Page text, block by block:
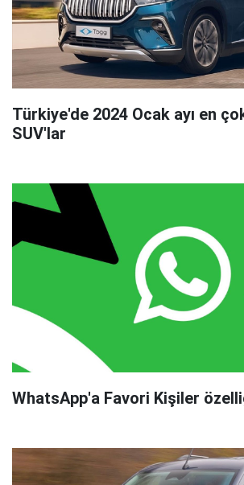
Türkiye'de 2024 Ocak ayı en
SUV'lar
WhatsApp'a Favori Kişiler